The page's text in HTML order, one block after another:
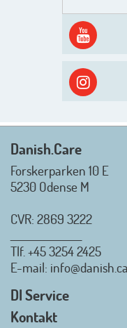
Men
ud i solen,
skyggen
Mvh.
Danish.Care
Forskerparken 10 E
5230 Odense M
CVR: 2869 3222
Tlf. +45 3254 2425
E-mail:
DI Service
Kontakt